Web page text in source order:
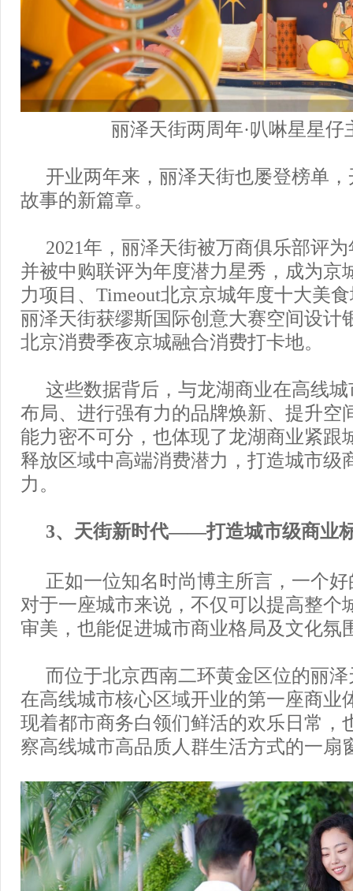
丽泽天街两周年·叭啉星星仔
开业两年来，丽泽天街也屡登榜单
故事的新篇章。
2021年，丽泽天街被万商俱乐部评
并被中购联评为年度潜力星秀，成为京
力项目、Timeout北京京城年度十大美
丽泽天街获缪斯国际创意大赛空间设计
北京消费季夜京城融合消费打卡地。
这些数据背后，与龙湖商业在高线
布局、进行强有力的品牌焕新、提升空
能力密不可分，也体现了龙湖商业紧跟
释放区域中高端消费潜力，打造城市级
力。
3、天街新时代——打造城市级商业
正如一位知名时尚博主所言，一个
对于一座城市来说，不仅可以提高整个
审美，也能促进城市商业格局及文化氛
而位于北京西南二环黄金区位的丽
在高线城市核心区域开业的第一座商业
现着都市商务白领们鲜活的欢乐日常，
察高线城市高品质人群生活方式的一扇